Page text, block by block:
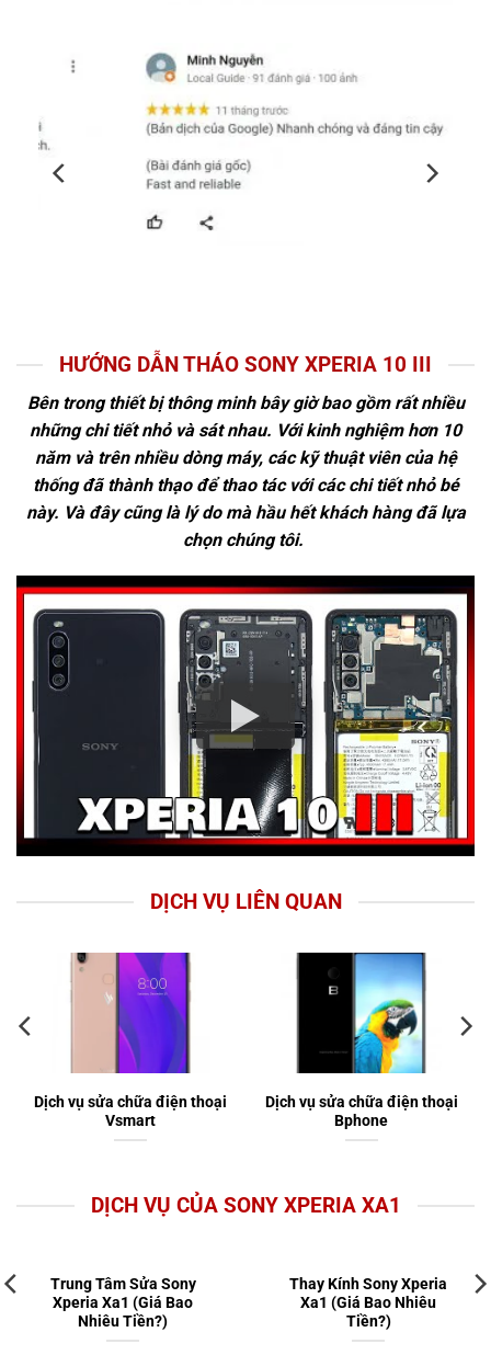
HƯỚNG DẪN THÁO SONY XPERIA 10 III
Bên trong thiết bị thông minh bây giờ bao gồm rất nhiều
những chi tiết nhỏ và sát nhau. Với kinh nghiệm hơn 10
năm và trên nhiều dòng máy, các kỹ thuật viên của hệ
thống đã thành thạo để thao tác với các chi tiết nhỏ bé
này. Và đây cũng là lý do mà hầu hết khách hàng đã lựa
chọn chúng tôi.
DỊCH VỤ LIÊN QUAN
Dịch vụ sửa chữa điện thoại
Vsmart
Dịch vụ sửa chữa điện thoại
Bphone
DỊCH VỤ CỦA SONY XPERIA XA1
Trung Tâm Sửa Sony
Xperia Xa1 (Giá Bao
Nhiêu Tiền?)
Thay Kính Sony Xperia
Xa1 (Giá Bao Nhiêu
Tiền?)